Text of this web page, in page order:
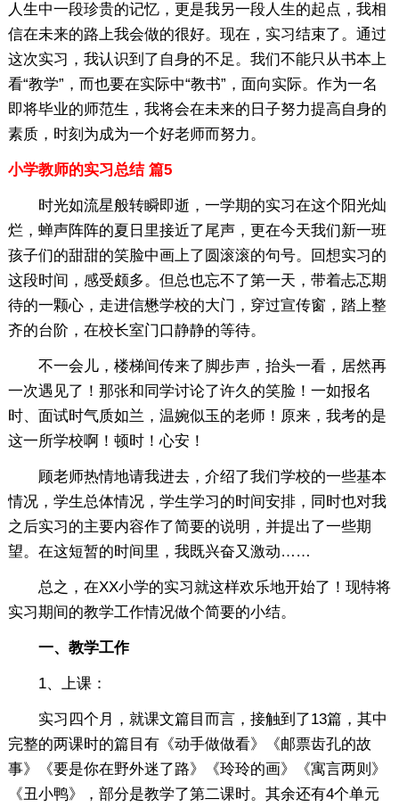
人生中一段珍贵的记忆，更是我另一段人生的起点，我相
信在未来的路上我会做的很好。现在，实习结束了。通过
这次实习，我认识到了自身的不足。我们不能只从书本上
看“教学”，而也要在实际中“教书”，面向实际。作为一名
即将毕业的师范生，我将会在未来的日子努力提高自身的
素质，时刻为成为一个好老师而努力。
小学教师的实习总结 篇5
时光如流星般转瞬即逝，一学期的实习在这个阳光灿
烂，蝉声阵阵的夏日里接近了尾声，更在今天我们新一班
孩子们的甜甜的笑脸中画上了圆滚滚的句号。回想实习的
这段时间，感受颇多。但总也忘不了第一天，带着忐忑期
待的一颗心，走进信懋学校的大门，穿过宣传窗，踏上整
齐的台阶，在校长室门口静静的等待。
不一会儿，楼梯间传来了脚步声，抬头一看，居然再
一次遇见了！那张和同学讨论了许久的笑脸！一如报名
时、面试时气质如兰，温婉似玉的老师！原来，我考的是
这一所学校啊！顿时！心安！
顾老师热情地请我进去，介绍了我们学校的一些基本
情况，学生总体情况，学生学习的时间安排，同时也对我
之后实习的主要内容作了简要的说明，并提出了一些期
望。在这短暂的时间里，我既兴奋又激动……
总之，在XX小学的实习就这样欢乐地开始了！现特将
实习期间的教学工作情况做个简要的小结。
一、教学工作
1、上课：
实习四个月，就课文篇目而言，接触到了13篇，其中
完整的两课时的篇目有《动手做做看》《邮票齿孔的故
事》《要是你在野外迷了路》《玲玲的画》《寓言两则》
《丑小鸭》，部分是教学了第二课时。其余还有4个单元